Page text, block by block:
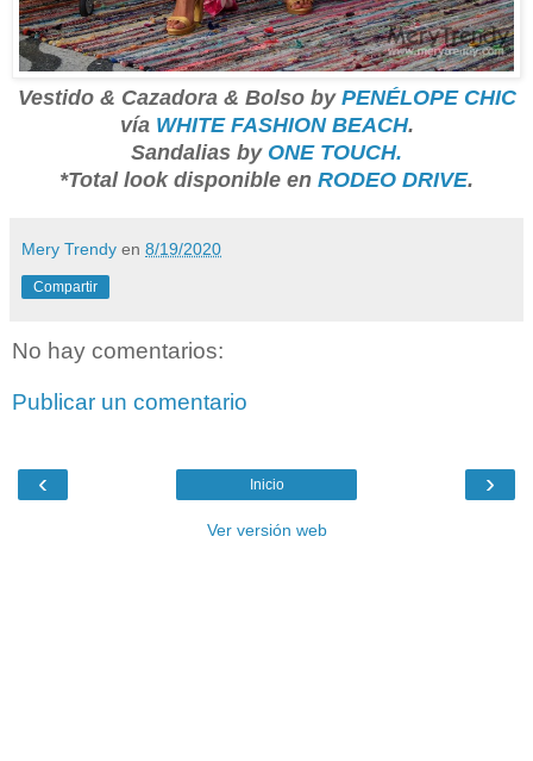
Vestido & Cazadora & Bolso by PENÉLOPE CHIC
vía WHITE FASHION BEACH.
Sandalias by ONE TOUCH.
*Total look disponible en RODEO DRIVE.
Mery Trendy en 8/19/2020
Compartir
No hay comentarios:
Publicar un comentario
‹ ›
Inicio
Ver versión web